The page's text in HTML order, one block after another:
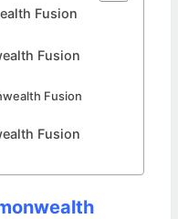
Fusion
Fusion
Fusion
Fusion